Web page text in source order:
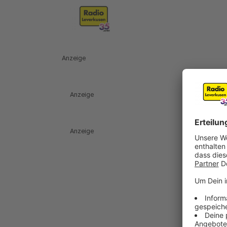
Anzeige
Anzeige
Anzeige